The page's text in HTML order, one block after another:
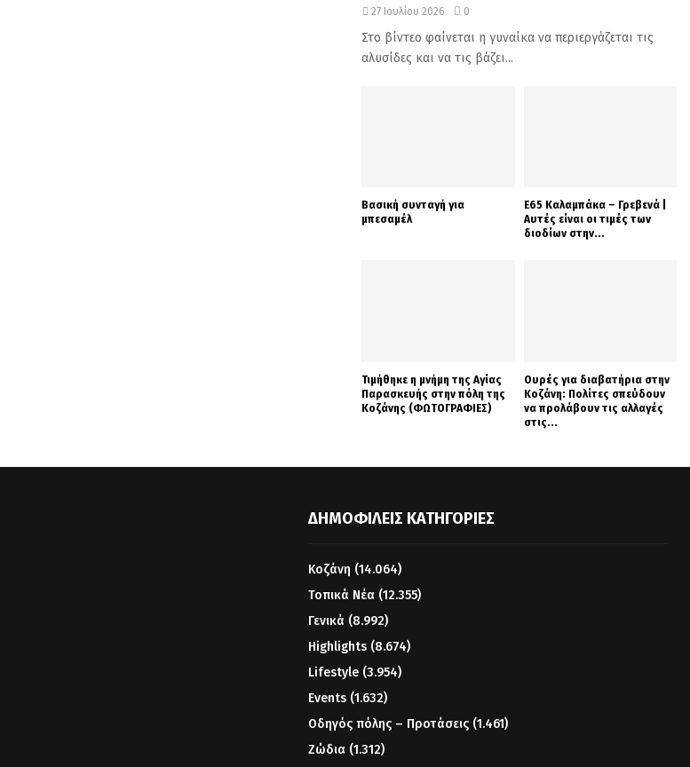
27 Ιουλίου 2026 0
Στο βίντεο φαίνεται η γυναίκα να περιεργάζεται τις
αλυσίδες και να τις βάζει...
Βασική συνταγή για
μπεσαμέλ
Ε65 Καλαμπάκα – Γρεβενά |
Αυτές είναι οι τιμές των
διοδίων στην...
Τιμήθηκε η μνήμη της Αγίας
Παρασκευής στην πόλη της
Κοζάνης (ΦΩΤΟΓΡΑΦΙΕΣ)
Ουρές για διαβατήρια στην
Κοζάνη: Πολίτες σπεύδουν
να προλάβουν τις αλλαγές
στις...
ΔΗΜΟΦΙΛΕΊΣ ΚΑΤΗΓΟΡΊΕΣ
Κοζάνη (14.064)
Τοπικά Νέα (12.355)
Γενικά (8.992)
Highlights (8.674)
Lifestyle (3.954)
Events (1.632)
Οδηγός πόλης – Προτάσεις (1.461)
Ζώδια (1.312)